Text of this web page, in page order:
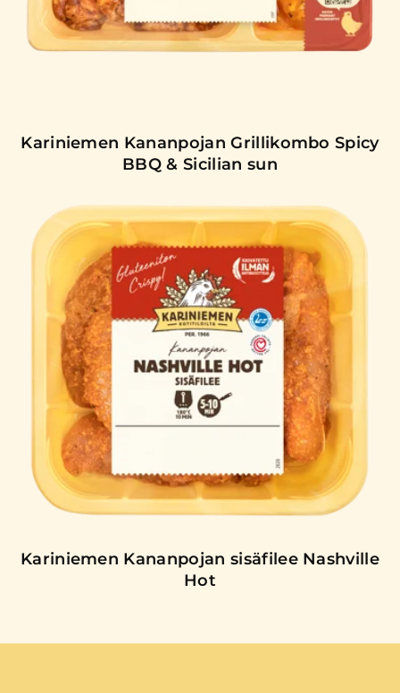
Kariniemen Kananpojan Grillikombo Spicy
BBQ & Sicilian sun
Kariniemen Kananpojan sisäfilee Nashville
Hot